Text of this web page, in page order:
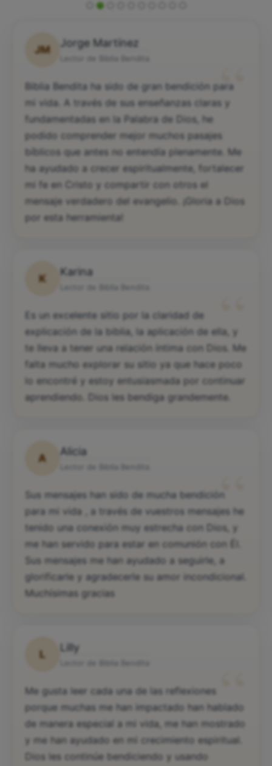
JM
Jorge Martínez
“
Biblia Bendita ha sido de gran bendición para
mi vida. A través de sus enseñanzas claras y
fundamentadas en la Palabra de Dios, he
podido comprender mejor muchos pasajes
bíblicos que antes no entendía plenamente. Me
ha ayudado a crecer espiritualmente, fortalecer
mi fe en Cristo y compartir con otros el
mensaje verdadero del evangelio. ¡Gloria a Dios
por esta herramienta!
K
Karina
“
Es un excelente sitio por la claridad de
explicación de la biblia, la aplicación de ella, y
te lleva a tener una relación íntima con Dios. Me
falta mucho explorar su sitio ya que hace poco
lo encontré y estoy entusiasmada por continuar
aprendiendo. Dios les bendiga grandemente.
A
Alicia
“
Sus mensajes han sido de mucha bendición
para mi vida , a través de vuestros mensajes he
tenido una conexión muy estrecha con Dios, y
me han servido para estar en comunión con Él.
Sus mensajes me han ayudado a seguirle, a
glorificarle y agradecerle su amor incondicional.
Muchísimas gracias
L
Lilly
“
Me gusta leer cada una de las reflexiones
porque muchas me han impactado han hablado
de manera especial a mi vida, me han mostrado
y me han ayudado en mi crecimiento espiritual.
Dios les continúe bendiciendo y usando